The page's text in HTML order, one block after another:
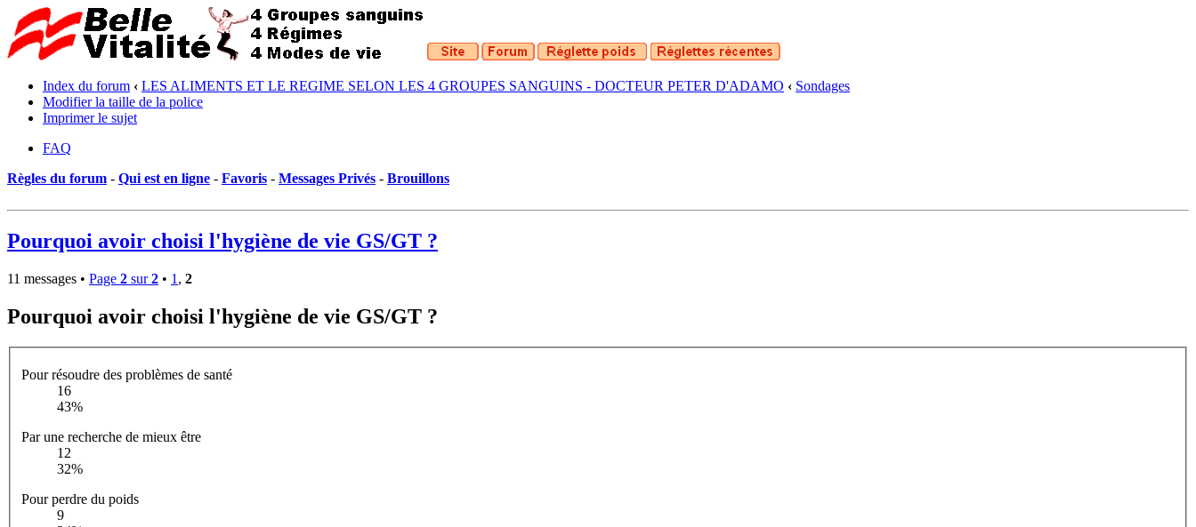
Index du forum ‹ LES ALIMENTS ET LE REGIME SELON LES 4 GROUPES SANGUINS - DOCTEUR PETER D'ADAMO ‹ Sondages
Modifier la taille de la police
Imprimer le sujet
FAQ
Règles du forum - Qui est en ligne - Favoris - Messages Privés - Brouillons
Pourquoi avoir choisi l'hygiène de vie GS/GT ?
11 messages • Page 2 sur2 • 1 , 2
Pourquoi avoir choisi l'hygiène de vie GS/GT ?
Pour résoudre des problèmes de santé
16
43%
Par une recherche de mieux être
12
32%
Pour perdre du poids
9